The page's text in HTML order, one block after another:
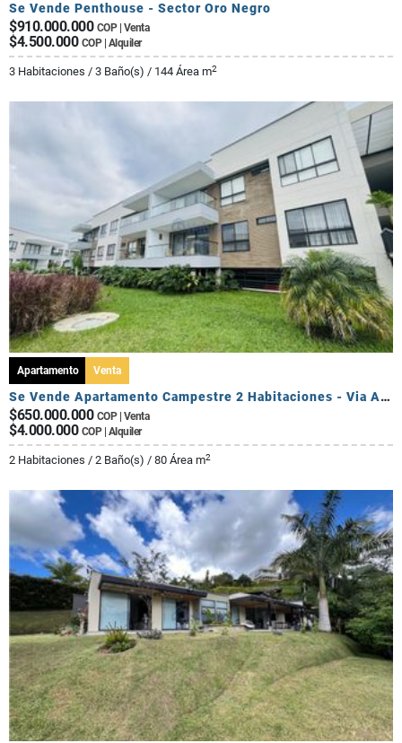
Se Vende Penthouse - Sector Oro Negro
$910.000.000 COP | Venta
$4.500.000 COP | Alquiler
3 Habitaciones / 3 Baño(s) / 144 Área m2
Apartamento Venta
Se Vende Apartamento Campestre 2 Habitaciones - Via Al Caimo
$650.000.000 COP | Venta
$4.000.000 COP | Alquiler
2 Habitaciones / 2 Baño(s) / 80 Área m2